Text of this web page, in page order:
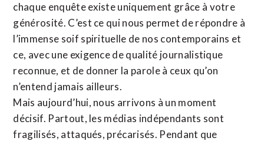
chaque enquête existe uniquement grâce à votre
générosité. C’est ce qui nous permet de répondre à
l’immense soif spirituelle de nos contemporains et
ce, avec une exigence de qualité journalistique
reconnue, et de donner la parole à ceux qu’on
n’entend jamais ailleurs.
Mais aujourd’hui, nous arrivons à un moment
décisif. Partout, les médias indépendants sont
fragilisés, attaqués, précarisés. Pendant que